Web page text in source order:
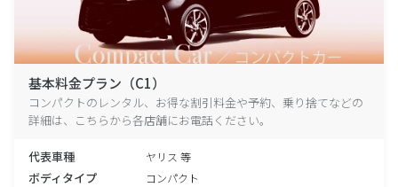
基本料金プラン（C1）
コンパクトのレンタル、お得な割引料金や予約、乗り捨てなどの
詳細は、こちらから各店舗にお電話ください。
代表車種 ヤリス 等
ボディタイプ コンパクト